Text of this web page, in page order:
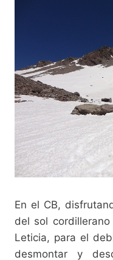
En el CB,
del sol
Leticia, para el
desmontar y